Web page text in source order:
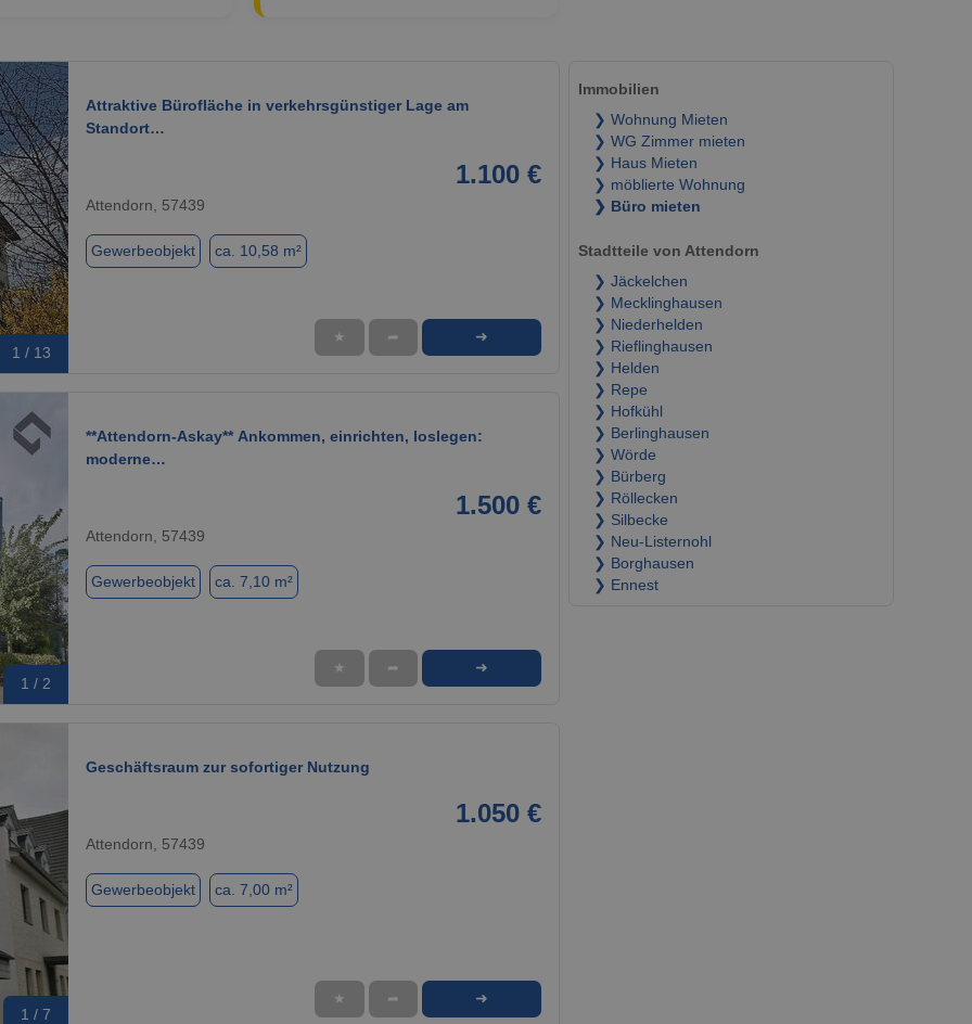
1 / 13
Attraktive Bürofläche in verkehrsgünstiger Lage am
Standort…
1.100 €
Attendorn, 57439
Gewerbeobjekt ca. 10,58 m²
★ ➦ ➜
1 / 2
**Attendorn-Askay** Ankommen, einrichten, loslegen:
moderne…
1.500 €
Attendorn, 57439
Gewerbeobjekt ca. 7,10 m²
★ ➦ ➜
1 / 7
Geschäftsraum zur sofortiger Nutzung
1.050 €
Attendorn, 57439
Gewerbeobjekt ca. 7,00 m²
★ ➦ ➜
Immobilien
❯ Wohnung Mieten
❯ WG Zimmer mieten
❯ Haus Mieten
❯ möblierte Wohnung
❯ Büro mieten
Stadtteile von Attendorn
❯ Jäckelchen
❯ Mecklinghausen
❯ Niederhelden
❯ Rieflinghausen
❯ Helden
❯ Repe
❯ Hofkühl
❯ Berlinghausen
❯ Wörde
❯ Bürberg
❯ Röllecken
❯ Silbecke
❯ Neu-Listernohl
❯ Borghausen
❯ Ennest